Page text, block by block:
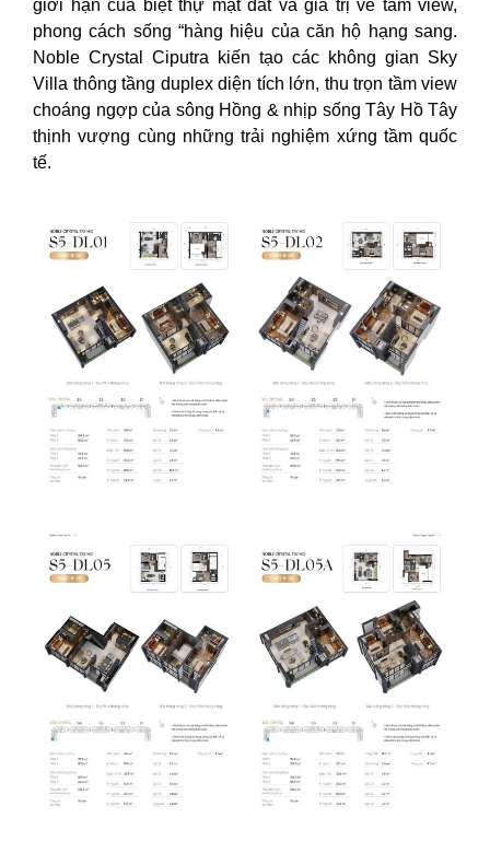
giới hạn của biệt thự mặt đất và giá trị về tầm view,
phong cách sống “hàng hiệu của căn hộ hạng sang.
Noble Crystal Ciputra kiến tạo các không gian Sky
Villa thông tầng duplex diện tích lớn, thu trọn tầm view
choáng ngợp của sông Hồng & nhịp sống Tây Hồ Tây
thịnh vượng cùng những trải nghiệm xứng tầm quốc
tế.